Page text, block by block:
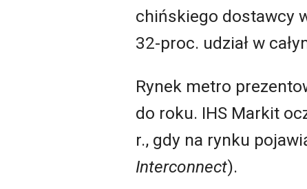
chińskiego dostawcy
32-proc. udział w
Rynek metro
do roku. IHS Markit
r., gdy na rynku
Interconnect).